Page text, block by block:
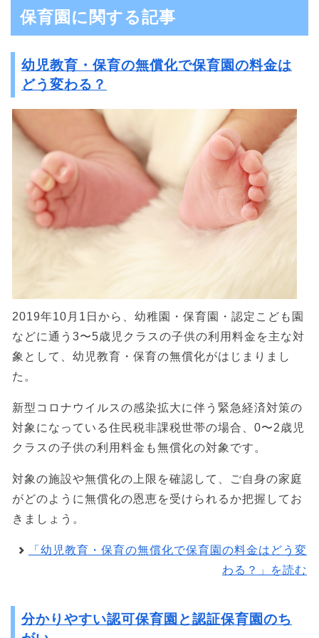
保育園に関する記事
幼児教育・保育の無償化で保育園の料金は
どう変わる？
2019年10月1日から、幼稚園・保育園・認定こども園
などに通う3〜5歳児クラスの子供の利用料金を主な対
象として、幼児教育・保育の無償化がはじまりまし
た。
新型コロナウイルスの感染拡大に伴う緊急経済対策の
対象になっている住民税非課税世帯の場合、0〜2歳児
クラスの子供の利用料金も無償化の対象です。
対象の施設や無償化の上限を確認して、ご自身の家庭
がどのように無償化の恩恵を受けられるか把握してお
きましょう。
「幼児教育・保育の無償化で保育園の料金はどう変
わる？」を読む
分かりやすい認可保育園と認証保育園のち